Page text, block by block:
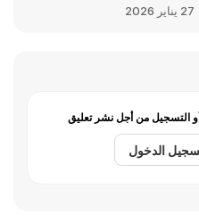
27 يناير 2026
التسجيل من أجل نشر تعليق
الدخول